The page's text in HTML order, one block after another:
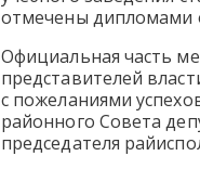
отмечены дипломами
Официальная часть
представителей
с пожеланиями
районного Совета
председателя